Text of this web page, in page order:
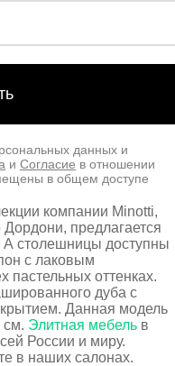
данных и
и Согласие в отношении
в общем доступе
компании Minotti,
предлагается
столешницы доступны
с лаковым
пастельных оттенках.
дуба с
Данная модель
см. Элитная мебель в
России и миру.
в наших салонах.